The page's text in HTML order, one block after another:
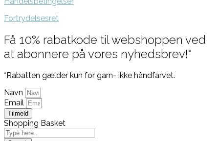
Fortrydelsesret
Få 10% rabatkode til webshoppen ved
at abonnere på vores nyhedsbrev!*
*Rabatten gælder kun for garn- ikke håndfarvet.
Navn
Email
Tilmeld
Shopping Basket